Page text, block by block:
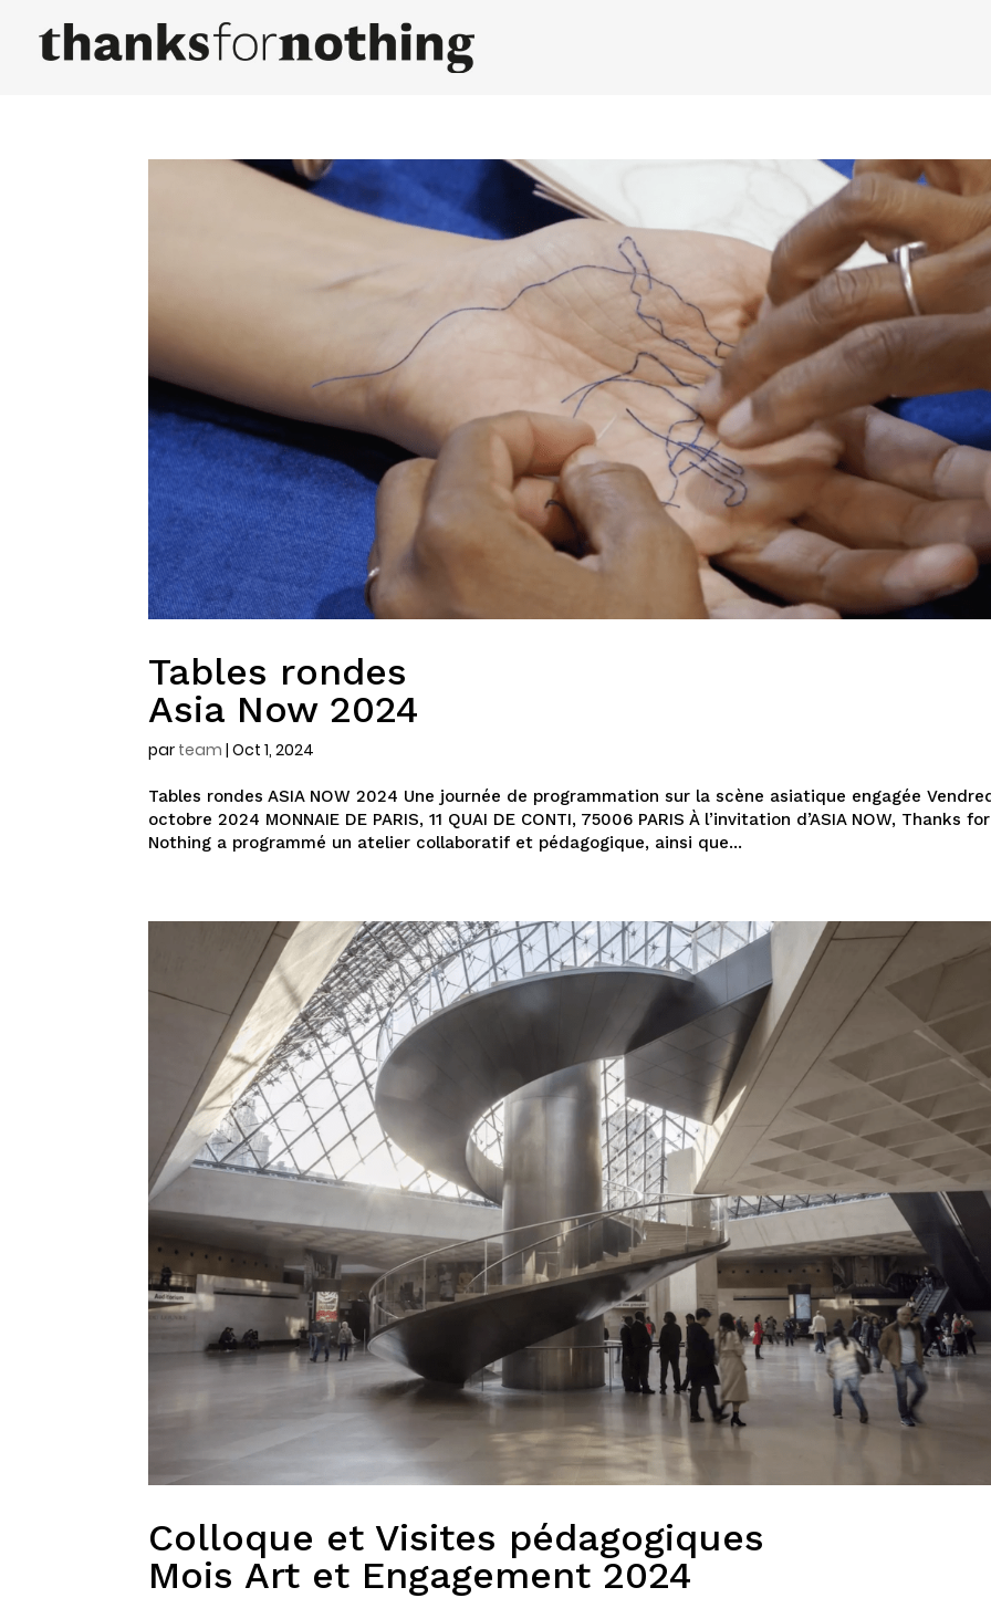
Tables rondes
Asia Now 2024
par team |Oct 1, 2024
Tables rondes ASIA NOW 2024 Une journée de programmation sur la scène asiatique engagée
octobre 2024 MONNAIE DE PARIS, 11 QUAI DE CONTI, 75006 PARIS À l’invitation d’ASIA NOW, Thanks for
Nothing a programmé un atelier collaboratif et pédagogique, ainsi que...
Colloque et Visites pédagogiques
Mois Art et Engagement 2024